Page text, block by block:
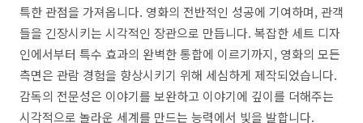
특한 관점을 가져옵니다. 영화의 전반적인 성공에 기여하며, 관객
들을 긴장시키는 시각적인 장관으로 만듭니다. 복잡한 세트 디자
인에서부터 특수 효과의 완벽한 통합에 이르기까지, 영화의 모든
측면은 관람 경험을 향상시키기 위해 세심하게 제작되었습니다.
감독의 전문성은 이야기를 보완하고 이야기에 깊이를 더해주는
시각적으로 놀라운 세계를 만드는 능력에서 빛을 발합니다.